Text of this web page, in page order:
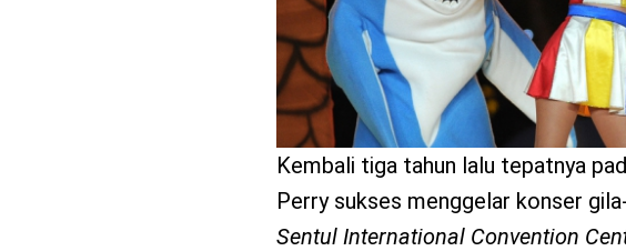
menarik
Kembali tiga tahun lalu tepatnya
Perry sukses menggelar konser
Sentul International Convention